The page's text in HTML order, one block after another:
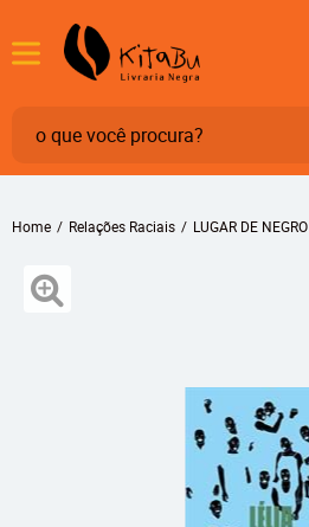
Home Relações Raciais LUGAR DE NEGRO